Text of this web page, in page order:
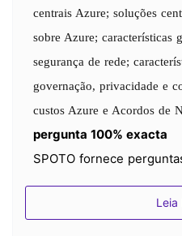
centrais Azure; soluções
sobre Azure; características
segurança de rede;
governação, privacidade e
custos Azure e Acordos de
pergunta 100% exacta
SPOTO fornece
exames práticos_
perguntas de arrastar eLeia